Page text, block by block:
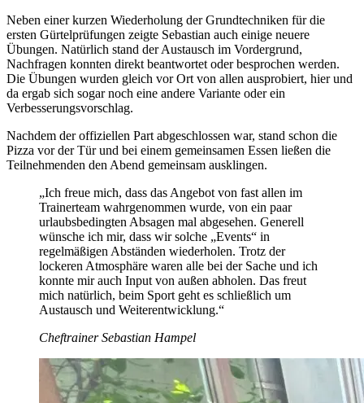
Neben einer kurzen Wiederholung der Grundtechniken für die
ersten Gürtelprüfungen zeigte Sebastian auch einige neuere
Übungen. Natürlich stand der Austausch im Vordergrund,
Nachfragen konnten direkt beantwortet oder besprochen werden.
Die Übungen wurden gleich vor Ort von allen ausprobiert, hier und
da ergab sich sogar noch eine andere Variante oder ein
Verbesserungsvorschlag.
Nachdem der offiziellen Part abgeschlossen war, stand schon die
Pizza vor der Tür und bei einem gemeinsamen Essen ließen die
Teilnehmenden den Abend gemeinsam ausklingen.
„Ich freue mich, dass das Angebot von fast allen im
Trainerteam wahrgenommen wurde, von ein paar
urlaubsbedingten Absagen mal abgesehen. Generell
wünsche ich mir, dass wir solche „Events“ in
regelmäßigen Abständen wiederholen. Trotz der
lockeren Atmosphäre waren alle bei der Sache und ich
konnte mir auch Input von außen abholen. Das freut
mich natürlich, beim Sport geht es schließlich um
Austausch und Weiterentwicklung.“
Cheftrainer Sebastian Hampel